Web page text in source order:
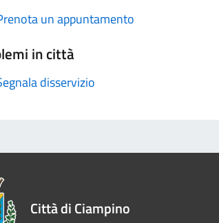
un appuntamento
in città
disservizio
Città di Ciampino